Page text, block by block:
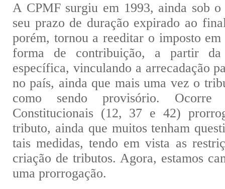
A CPMF surgiu em 1993, ainda sob
seu prazo de duração expirado ao
porém, tornou a reeditar o imposto em
forma de contribuição, a partir
específica, vinculando a arrecadação
no país, ainda que mais uma vez o
como sendo provisório. Ocorre
Constitucionais (12, 37 e 42)
tributo, ainda que muitos tenham
tais medidas, tendo em vista as
criação de tributos. Agora, estamos
uma prorrogação.